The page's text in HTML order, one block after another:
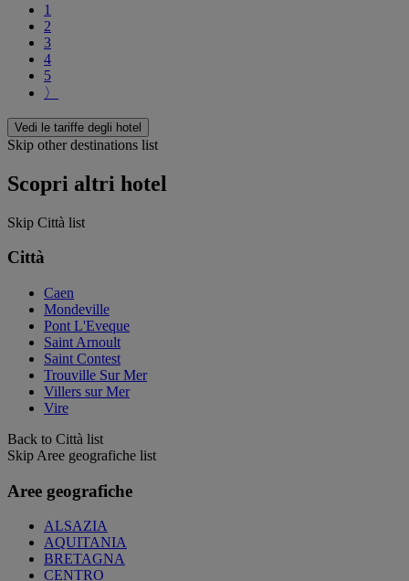
1
2
3
4
5
〉
Vedi le tariffe degli hotel
Skip other destinations list
Scopri altri hotel
Skip Città list
Città
Caen
Mondeville
Pont L'Eveque
Saint Arnoult
Saint Contest
Trouville Sur Mer
Villers sur Mer
Vire
Back to Città list
Skip Aree geografiche list
Aree geografiche
ALSAZIA
AQUITANIA
BRETAGNA
CENTRO